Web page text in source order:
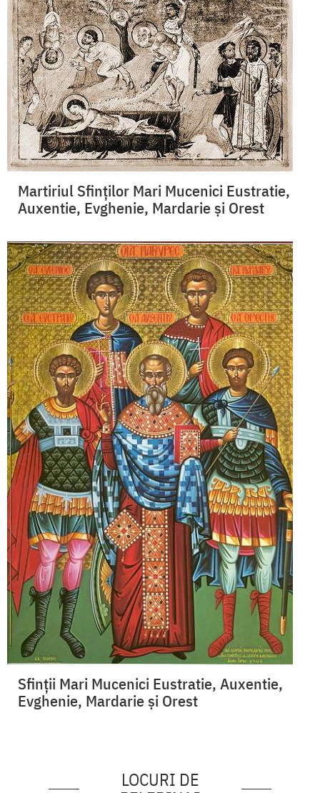
Martiriul Sfinților Mari Mucenici Eustratie,
Auxentie, Evghenie, Mardarie și Orest
Sfinții Mari Mucenici Eustratie, Auxentie,
Evghenie, Mardarie și Orest
LOCURI DE